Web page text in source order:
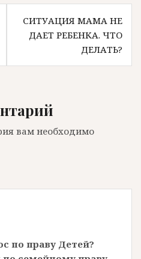
СИТУАЦИЯ МАМА НЕ
ДАЕТ РЕБЕНКА. ЧТО
ДЕЛАТЬ?
вам необходимо
по праву Детей?